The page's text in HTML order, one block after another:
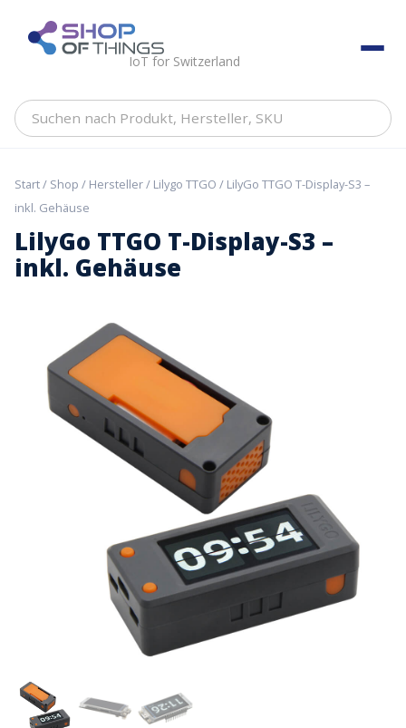
content ShopOfThings
IoT for Switzerland
Suchen
Hersteller,
Start/ Shop / Hersteller/ Lilygo TTGO / LilyGo TTGO T-Display-S3 –
inkl. Gehäuse
LilyGo TTGO T-Display-S3 –
inkl. Gehäuse